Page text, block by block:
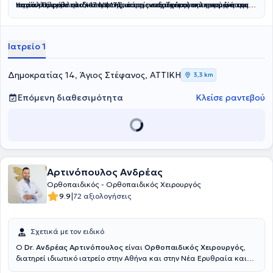
Καστοριάς και στο 417 ΝΙΜΤΣ, όπου εκπαιδεύτηκε σε ευρύ φάσμα
οστών. Παράλληλα, το ερευνητικό της ενδιαφέρον επικεντρώνεται
καθώς και στις σύγχρονες τεχνικές επανορθωτικής χειρουργικής.
τομέα του ορθοπαιδικού τραύματος, ενισχύοντας την εμπειρία της
περιστατικών.
παράλληλα με το ιδιωτικό της ιατρείο παρέχει ολοκληρωμένη και
Ιατρείο 1
Δημοκρατίας 14, Άγιος Στέφανος, ΑΤΤΙΚΗ 3,3 km
Επόμενη διαθεσιμότητα Κλείσε ραντεβού
Αρτινόπουλος Ανδρέας
Ορθοπαιδικός - Ορθοπαιδικός Χειρουργός
9.9|72 αξιολογήσεις
Σχετικά με τον ειδικό
Ο Dr. Ανδρέας Αρτινόπουλος είναι Ορθοπαιδικός Χειρουργός,
διατηρεί ιδιωτικό ιατρείο στην Αθήνα και στην Νέα Ερυθραία και